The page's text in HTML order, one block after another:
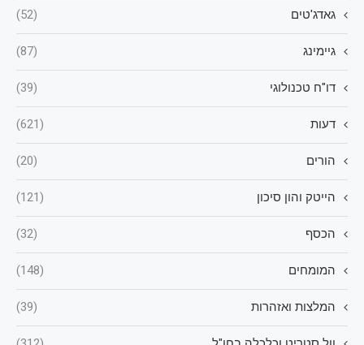
גאדג'טים (52)
גיימינג (87)
דו"ח טכנולוגי (39)
דעות (621)
הורים (20)
הייטק והון סיכון (121)
הכסף (32)
המומחים (148)
המלצות ואזהרות (39)